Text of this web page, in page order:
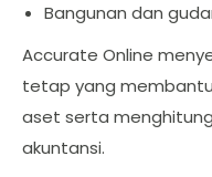
Bangunan dan
Accurate Online
tetap yang
aset serta
akuntansi.